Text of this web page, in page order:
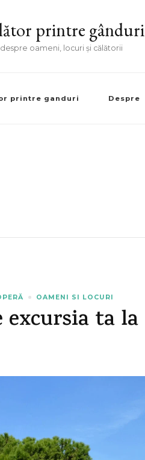
printre gânduri
despre oameni, locuri și călătorii
printre ganduri Despre
OAMENI SI LOCURI
ta la